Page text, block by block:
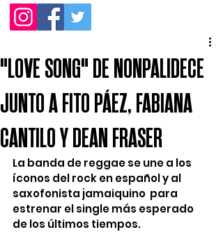
"LOVE SONG" DE NONPALIDECE
JUNTO A FITO PÁEZ, FABIANA
CANTILO Y DEAN FRASER
La banda de reggae se une a los
íconos del rock en español y al
saxofonista jamaiquino  para
estrenar el single más esperado
de los últimos tiempos.